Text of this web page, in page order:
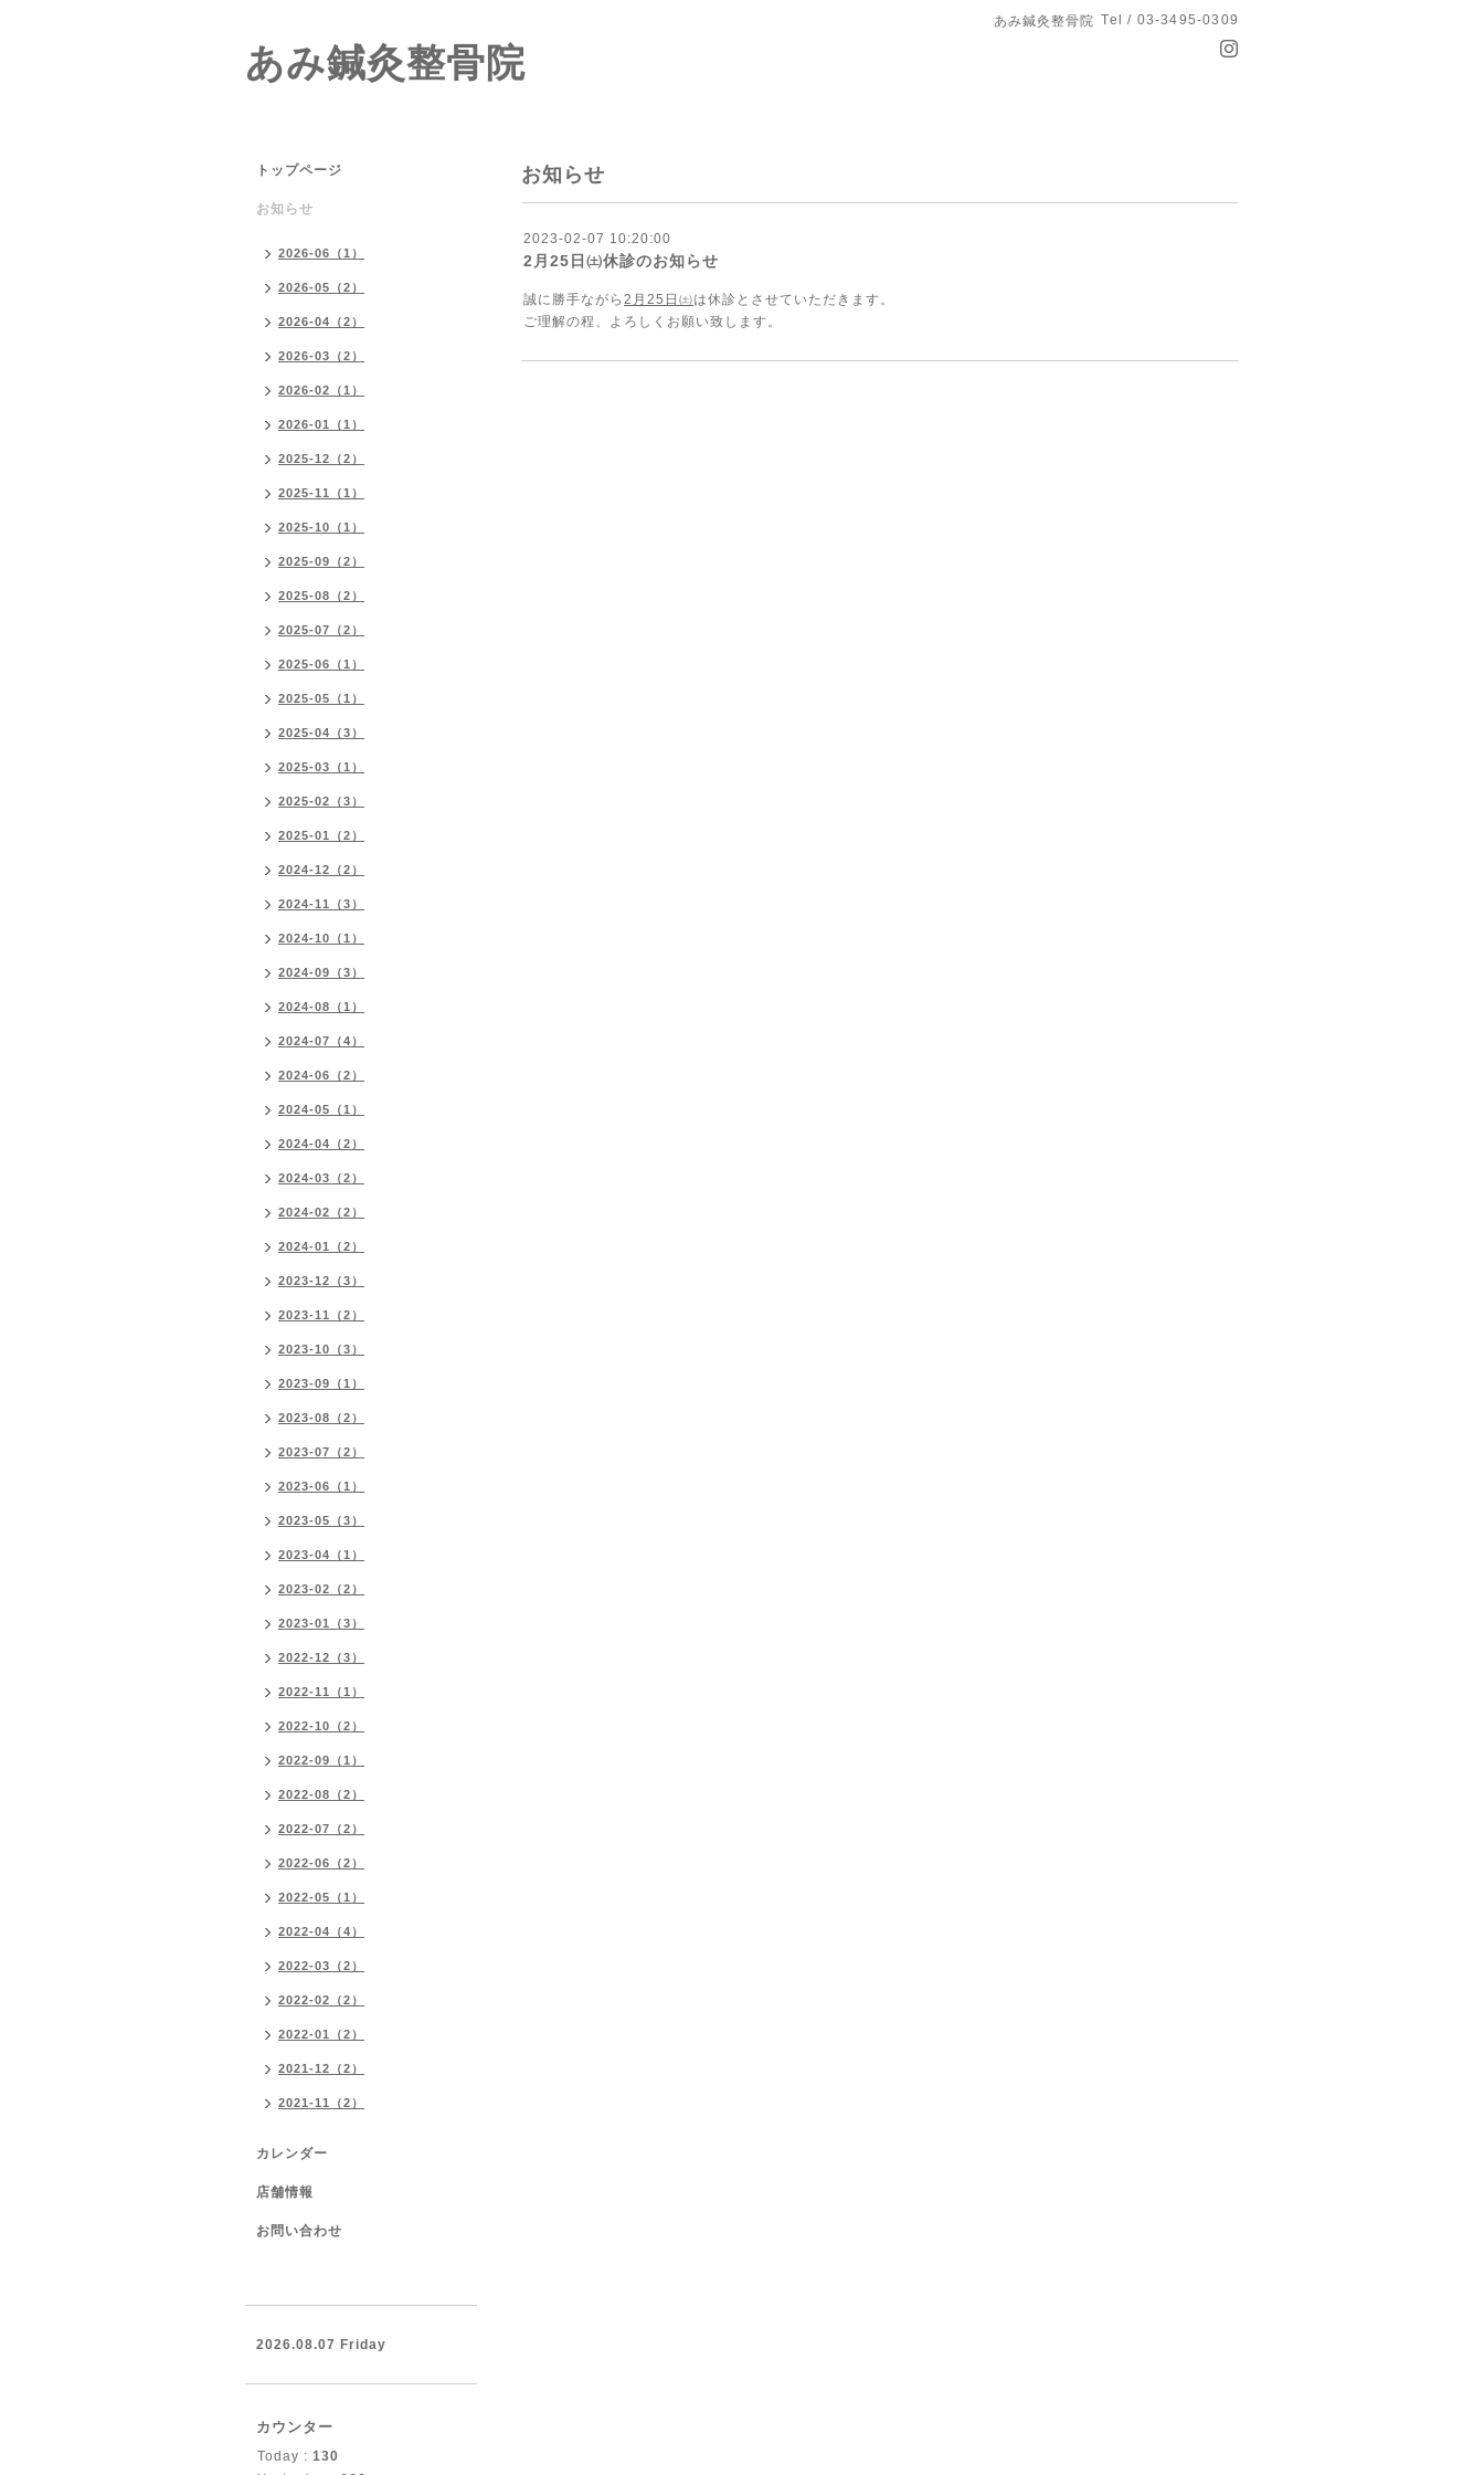
あみ鍼灸整骨院 Tel / 03-3495-0309
あみ鍼灸整骨院
お知らせ
2023-02-07 10:20:00
2月25日㈯休診のお知らせ
誠に勝手ながら 2月25日㈯は休診とさせていただきます。
ご理解の程、よろしくお願い致します。
トップページ
お知らせ
2026-06（1）
2026-05（2）
2026-04（2）
2026-03（2）
2026-02（1）
2026-01（1）
2025-12（2）
2025-11（1）
2025-10（1）
2025-09（2）
2025-08（2）
2025-07（2）
2025-06（1）
2025-05（1）
2025-04（3）
2025-03（1）
2025-02（3）
2025-01（2）
2024-12（2）
2024-11（3）
2024-10（1）
2024-09（3）
2024-08（1）
2024-07（4）
2024-06（2）
2024-05（1）
2024-04（2）
2024-03（2）
2024-02（2）
2024-01（2）
2023-12（3）
2023-11（2）
2023-10（3）
2023-09（1）
2023-08（2）
2023-07（2）
2023-06（1）
2023-05（3）
2023-04（1）
2023-02（2）
2023-01（3）
2022-12（3）
2022-11（1）
2022-10（2）
2022-09（1）
2022-08（2）
2022-07（2）
2022-06（2）
2022-05（1）
2022-04（4）
2022-03（2）
2022-02（2）
2022-01（2）
2021-12（2）
2021-11（2）
カレンダー
店舗情報
お問い合わせ
2026.08.07 Friday
カウンター
Today : 130